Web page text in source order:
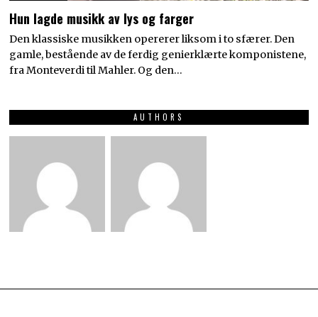
Hun lagde musikk av lys og farger
Den klassiske musikken opererer liksom i to sfærer. Den
gamle, bestående av de ferdig genierklærte komponistene,
fra Monteverdi til Mahler. Og den…
AUTHORS